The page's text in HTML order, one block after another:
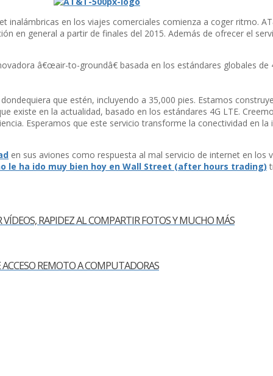
en los viajes comerciales comienza a coger ritmo.
en general a partir de finales del 2015. Además de ofrecer el
â€œair-to-groundâ€ basada en los estándares globales
que estén, incluyendo a 35,000 pies. Estamos
existe en la actualidad, basado en los estándares 4G LTE.
Esperamos que este servicio transforme la conectividad en
en sus aviones como respuesta al mal servicio de internet en los
le ha ido muy bien hoy en Wall Street (after hours trading)
RAPIDEZ AL COMPARTIR FOTOS Y MUCHO MÁS
REMOTO A COMPUTADORAS